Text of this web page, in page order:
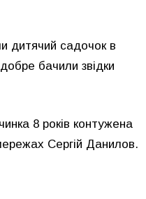
дитячий садочок в
бачили звідки
8 років контужена
Сергій Данилов.